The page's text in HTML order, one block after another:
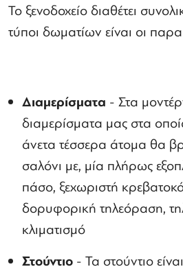
Το ξενοδοχείο διαθέτει
τύποι δωματίων είναι οι
Διαμερίσματα - Στα
διαμερίσματα μας στα
άνετα τέσσερα άτομα θα
σαλόνι με, μία πλήρως
πάσο, ξεχωριστή
δορυφορική τηλεόραση,
κλιματισμό
Στούντιο - Τα στούντιο